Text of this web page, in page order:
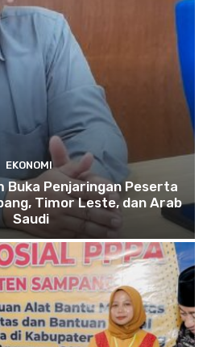
EKONOMI
Buka Penjaringan Peserta
Timor Leste, dan Arab
Saudi